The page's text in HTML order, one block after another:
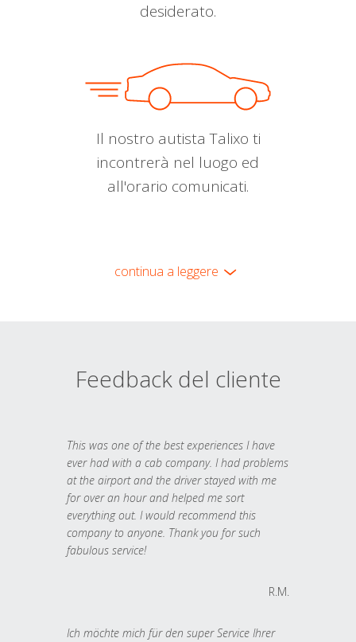
desiderato.
Il nostro autista Talixo ti
incontrerà nel luogo ed
all'orario comunicati.
continua a leggere
Feedback del cliente
This was one of the best experiences I have
ever had with a cab company. I had problems
at the airport and the driver stayed with me
for over an hour and helped me sort
everything out. I would recommend this
company to anyone. Thank you for such
fabulous service!
R.M.
Ich möchte mich für den super Service Ihrer